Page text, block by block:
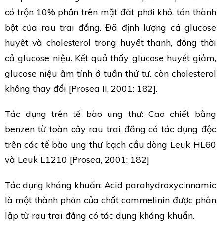
có trộn 10% phần trên mặt đất phơi khô, tán thành
bột của rau trai đắng. Đã định lượng cả glucose
huyết và cholesterol trong huyết thanh, đồng thời
cả glucose niệu. Kết quả thấy glucose huyết giảm,
glucose niệu âm tính ở tuần thứ tư, còn cholesterol
không thay đổi [Prosea II, 2001: 182].
Tác dụng trên tế bào ung thư: Cao chiết bằng
benzen từ toàn cây rau trai đắng có tác dụng độc
trên các tế bào ung thư bạch cầu dòng Leuk HL60
và Leuk L1210 [Prosea, 2001: 182]
Tác dụng kháng khuẩn: Acid parahydroxycinnamic
là một thành phần của chất commelinin được phân
lập từ rau trai đắng có tác dụng kháng khuẩn.